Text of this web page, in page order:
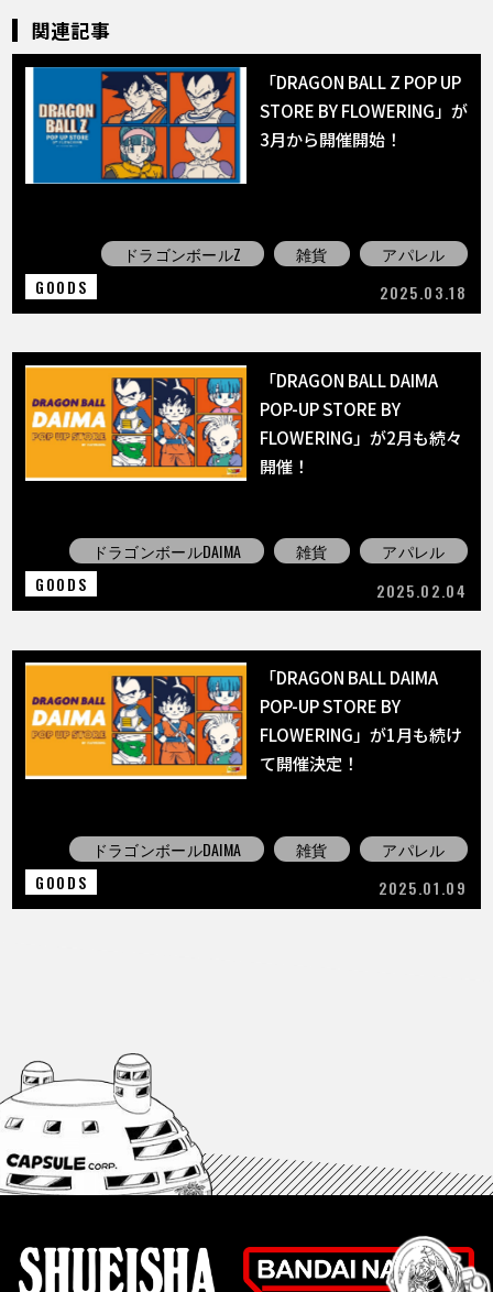
関連記事
「DRAGON BALL Z POP UP
STORE BY FLOWERING」が
3月から開催開始！
ドラゴンボールZ 雑貨
アパレル
GOODS
2025.03.18
「DRAGON BALL DAIMA
POP-UP STORE BY
FLOWERING」が2月も続々
開催！
ドラゴンボールDAIMA 雑貨
アパレル
GOODS
2025.02.04
「DRAGON BALL DAIMA
POP-UP STORE BY
FLOWERING」が1月も続け
て開催決定！
ドラゴンボールDAIMA 雑貨
アパレル
GOODS
2025.01.09